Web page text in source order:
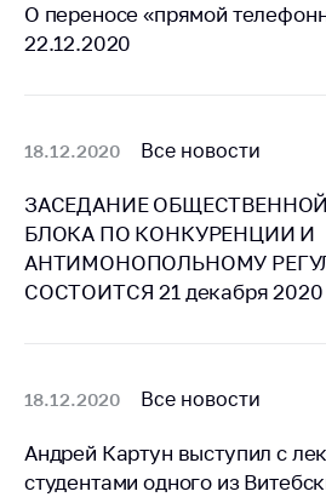
Обратиться в МАРТ
линия
Горячая линия
Электронные
обращения
Сообщить о росте
цен на лекарства и
изделия
О переносе «прямой
22.12.2020
18.12.2020 Все новости
ЗАСЕДАНИЕ
БЛОКА ПО КОНКУРЕНЦИИ И
АНТИМОНОПОЛЬНОМУ
СОСТОИТСЯ 21 декабря 2020
18.12.2020 Все новости
Андрей Картун выступил с
студентами одного из